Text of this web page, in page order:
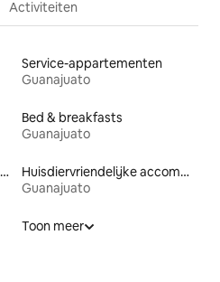
Activiteiten
Service-appartementen
Guanajuato
Bed & breakfasts
Guanajuato
Gezinsvriendelijke accommodaties
Huisdiervriendelijke accommodaties
Guanajuato
Toon meer